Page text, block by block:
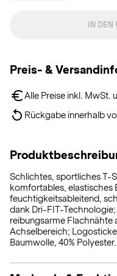
IN
Preis- &
Alle Preise inkl. MwSt.
Rückgabe innerhalb
Schlichtes, sportliches T-
komfortables,
feuchtigkeitsableitend,
dank Dri-FIT-
reibungsarme Flachnähte
Achselbereich;
Baumwolle, 40% Polyester.